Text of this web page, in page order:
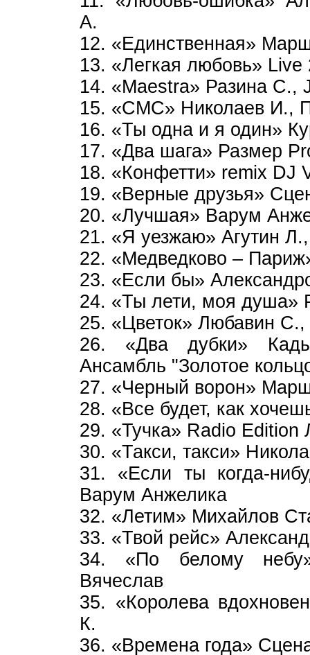
А.
12. «Единственная»
13. «Легкая любовь» Live
14. «Maestra» Разина С.,
15. «СМС» Николаев И.,
16. «Ты одна и я один»
17. «Два шага» Размер
18. «Конфетти» remix DJ
19. «Верные друзья»
20. «Лучшая» Варум
21. «Я уезжаю» Агутин
22. «Медведково –
23. «Если бы»
24. «Ты лети, моя душа»
25. «Цветок» Любавин С.,
26. «Два дубки»
Ансамбль "Золотое
27. «Черный ворон»
28. «Все будет, как
29. «Тучка» Radio
30. «Такси, такси»
31. «Если ты когда-
Варум Анжелика
32. «Летим» Михайлов
33. «Твой рейс»
34. «По белому
Вячеслав
35. «Королева
К.
36. «Времена года»